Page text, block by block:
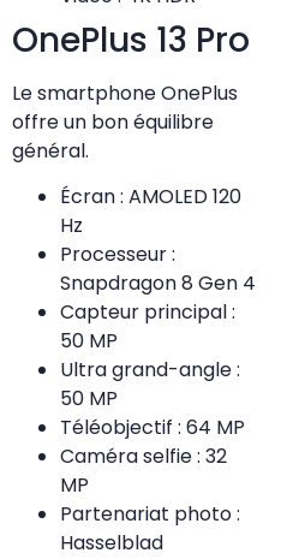
OnePlus 13 Pro
Le smartphone OnePlus
offre un bon équilibre
général.
Écran : AMOLED 120
Hz
Processeur :
Snapdragon 8 Gen 4
Capteur principal :
50 MP
Ultra grand-angle :
50 MP
Téléobjectif : 64 MP
Caméra selfie : 32
MP
Partenariat photo :
Hasselblad